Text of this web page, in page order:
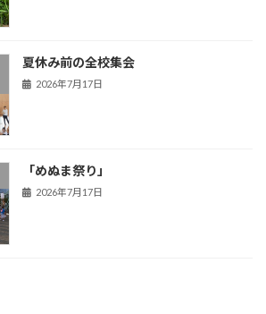
夏休み前の全校集会
2026年7月17日
「めぬま祭り」
2026年7月17日